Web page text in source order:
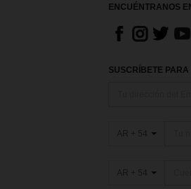
ENCUÉNTRANOS
SUSCRÍBETE PARA
AR + 54
AR + 54